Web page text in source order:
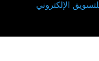
الإلكتروني